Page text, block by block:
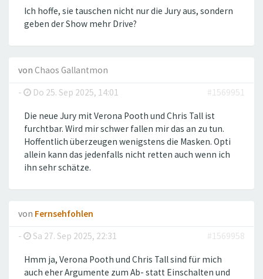
Ich hoffe, sie tauschen nicht nur die Jury aus, sondern
geben der Show mehr Drive?
von Chaos Gallantmon
-
Do 25. Sep 2025, 14:01 #1569951
Die neue Jury mit Verona Pooth und Chris Tall ist
furchtbar. Wird mir schwer fallen mir das an zu tun.
Hoffentlich überzeugen wenigstens die Masken. Opti
allein kann das jedenfalls nicht retten auch wenn ich
ihn sehr schätze.
von Fernsehfohlen
-
Sa 27. Sep 2025, 22:31 #1569958
Hmm ja, Verona Pooth und Chris Tall sind für mich
auch eher Argumente zum Ab- statt Einschalten und